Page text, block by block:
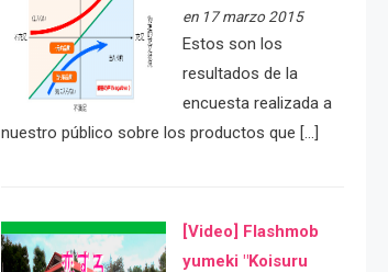
en 17 marzo 2015
Estos son los
resultados de la
encuesta realizada a
nuestro público sobre los productos que […]
[Video] Flashmob
yumeki "Koisuru